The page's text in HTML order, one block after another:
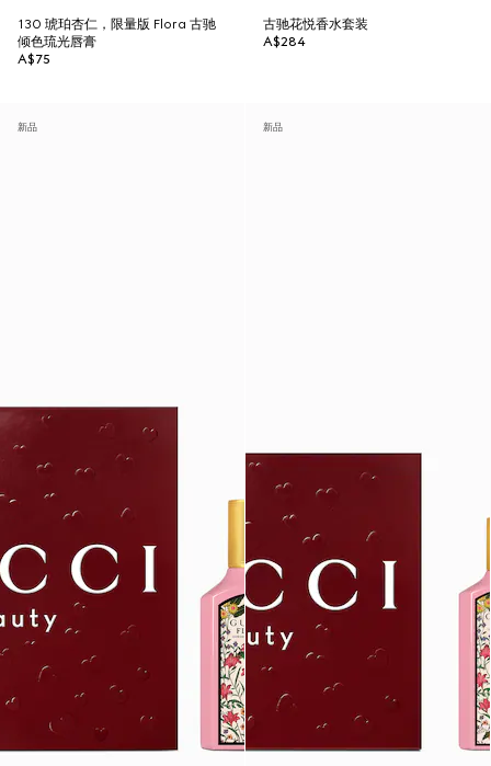
130 琥珀杏仁，限量版 Flora 古驰
倾色琉光唇膏
A$75
古驰花悦香水套装
A$284
新品 新品